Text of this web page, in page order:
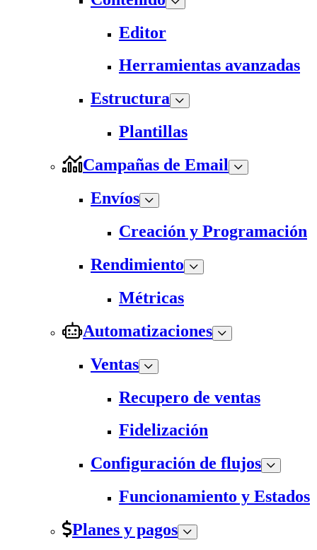
Editor
Herramientas avanzadas
Estructura
Plantillas
Campañas de Email
Envíos
Creación y Programación
Rendimiento
Métricas
Automatizaciones
Ventas
Recupero de ventas
Fidelización
Configuración de flujos
Funcionamiento y Estados
Planes y pagos